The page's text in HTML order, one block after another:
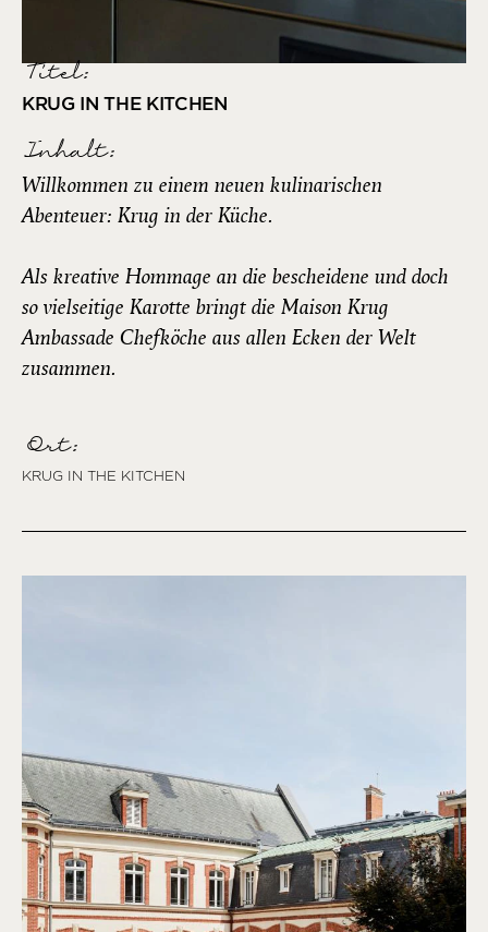
Titel:
KRUG IN THE KITCHEN
Inhalt:
Willkommen zu einem neuen kulinarischen
Abenteuer: Krug in der Küche.
Als kreative Hommage an die bescheidene und doch
so vielseitige Karotte bringt die Maison Krug
Ambassade Chefköche aus allen Ecken der Welt
zusammen.
Ort:
KRUG IN THE KITCHEN